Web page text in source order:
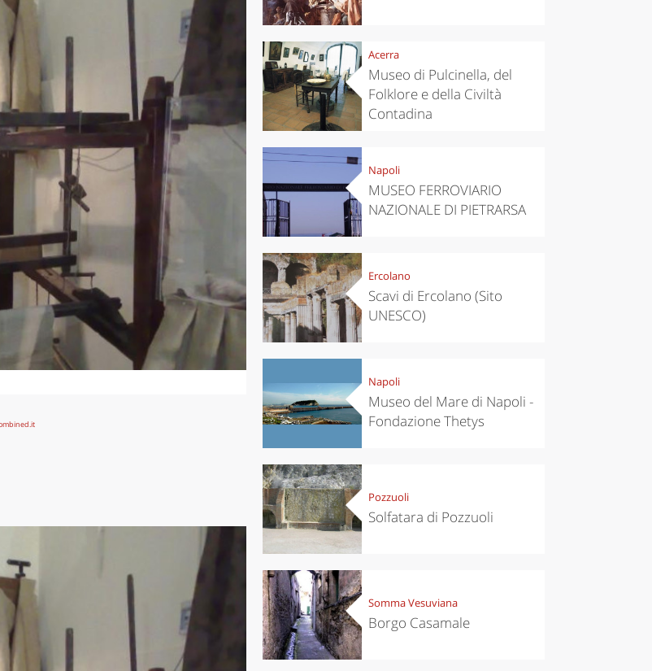
Acerra
Museo di Pulcinella, del
Folklore e della Civiltà
Contadina
Napoli
MUSEO FERROVIARIO
NAZIONALE DI PIETRARSA
Ercolano
Scavi di Ercolano (Sito
UNESCO)
Napoli
Museo del Mare di Napoli -
Fondazione Thetys
Pozzuoli
Solfatara di Pozzuoli
Somma Vesuviana
Borgo Casamale